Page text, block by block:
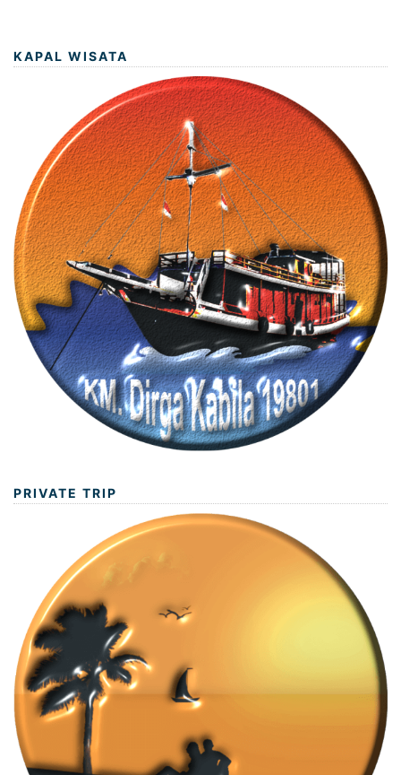
KAPAL WISATA
PRIVATE TRIP